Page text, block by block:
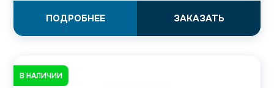
ЗАКАЗАТЬ
ПОДРОБНЕЕ
В НАЛИЧИИ